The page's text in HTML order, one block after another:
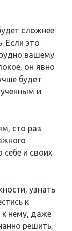
сложнее
Если это
вашему
он явно
будет
и
сто раз
и своих
узнать
к
к нему, даже
решить,